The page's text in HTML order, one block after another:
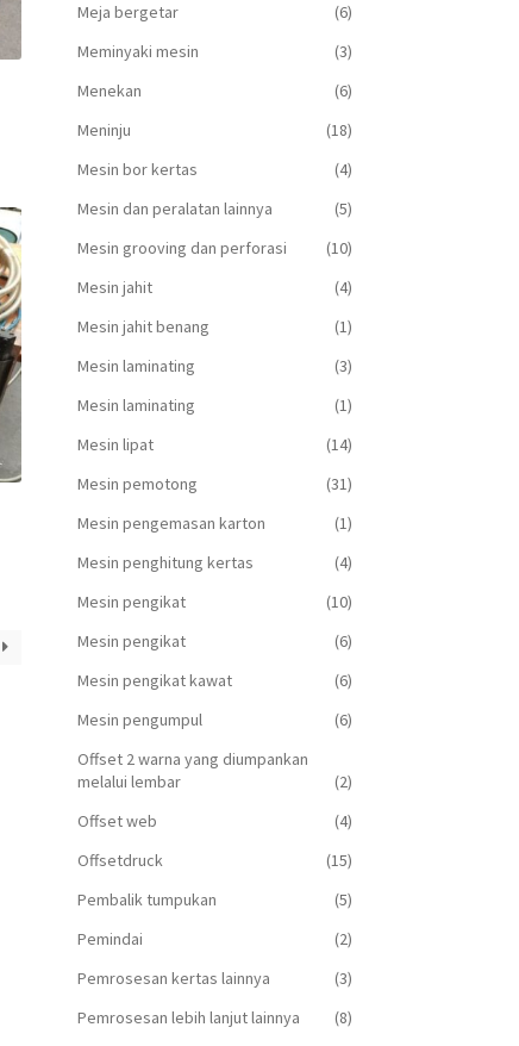
Meja bergetar
(6)
Meminyaki mesin
(3)
Menekan
(6)
Meninju
(18)
Mesin bor kertas
(4)
Mesin dan peralatan lainnya
(5)
Mesin grooving dan perforasi
(10)
Mesin jahit
(4)
Mesin jahit benang
(1)
Mesin laminating
(3)
Mesin laminating
(1)
Mesin lipat
(14)
Mesin pemotong
(31)
Mesin pengemasan karton
(1)
Mesin penghitung kertas
(4)
Mesin pengikat
(10)
Mesin pengikat
(6)
Mesin pengikat kawat
(6)
Mesin pengumpul
(6)
Offset 2 warna yang diumpankan
melalui lembar
(2)
Offset web
(4)
Offsetdruck
(15)
Pembalik tumpukan
(5)
Pemindai
(2)
Pemrosesan kertas lainnya
(3)
Pemrosesan lebih lanjut lainnya
(8)